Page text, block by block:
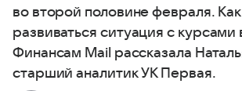
во второй половине февраля.
развиваться ситуация с
Финансам Mail рассказала
старший аналитик УК Первая.